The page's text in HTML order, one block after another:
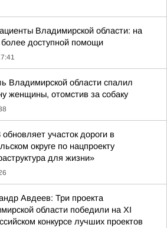
Владимирской области: на
более доступной помощи
Владимирской области спалил
женщины, отомстив за собаку
участок дороги в
округе по нацпроекту
для жизни»
Авдеев: Три проекта
области победили на XI
конкурсе лучших проектов